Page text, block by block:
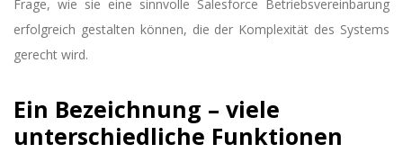
Frage, wie sie eine sinnvolle Salesforce Betriebsvereinbarung
erfolgreich gestalten können, die der Komplexität des Systems
gerecht wird.
Ein Bezeichnung – viele
unterschiedliche Funktionen